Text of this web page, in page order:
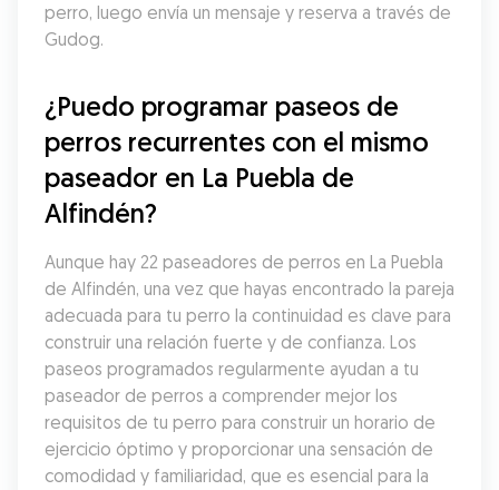
perro, luego envía un mensaje y reserva a través de
Gudog.
¿Puedo programar paseos de
perros recurrentes con el mismo
paseador en La Puebla de
Alfindén?
Aunque hay 22 paseadores de perros en La Puebla
de Alfindén, una vez que hayas encontrado la pareja
adecuada para tu perro la continuidad es clave para
construir una relación fuerte y de confianza. Los
paseos programados regularmente ayudan a tu
paseador de perros a comprender mejor los
requisitos de tu perro para construir un horario de
ejercicio óptimo y proporcionar una sensación de
comodidad y familiaridad, que es esencial para la